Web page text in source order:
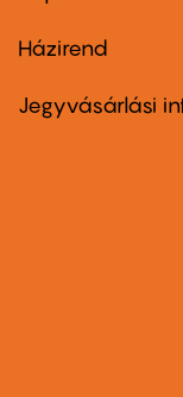
Footer
second
Házirend
Jegyvásárlási